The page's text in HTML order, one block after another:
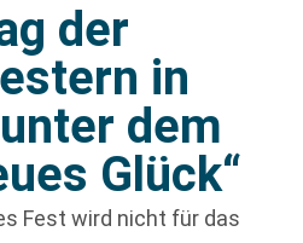
der
in
dem
Glück“
Fest wird nicht für das